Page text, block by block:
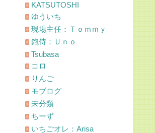
KATSUTOSHI
ゆういち
現場主任：Ｔｏｍｍｙ
鉋侍：Ｕｎｏ
Tsubasa
コロ
りんご
モブログ
未分類
ちーず
いちごオレ：Arisa